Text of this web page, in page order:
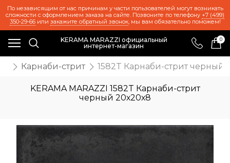
По независящим от нас причинам у части пользователей могут возникать
сложности с оформлением заказа на сайте. Позвоните по телефону +7 (499)
350-29-66или закажите обратный звонок, мы вам обязательно поможем!
KERAMA MARAZZI официальный
интернет-магазин
0
Карнаби-стрит 1582T Карнаби-стрит черный
KERAMA MARAZZI 1582T Карнаби-стрит
черный 20х20х8